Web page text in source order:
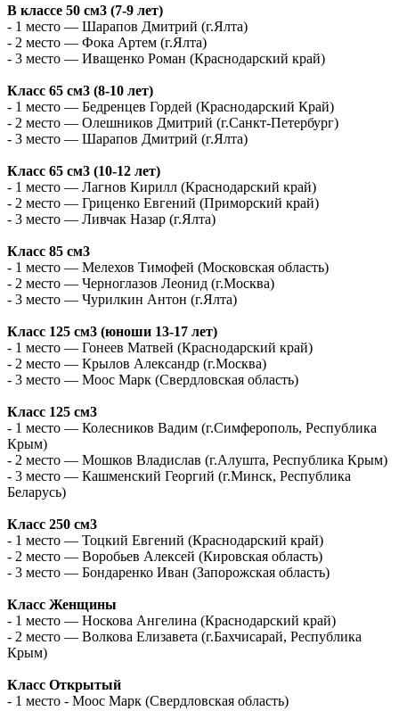
В классе 50 см3 (7-9 лет)
- 1 место — Шарапов Дмитрий (г.Ялта)
- 2 место — Фока Артем (г.Ялта)
- 3 место — Иващенко Роман (Краснодарский край)
Класс 65 см3 (8-10 лет)
- 1 место — Бедренцев Гордей (Краснодарский Край)
- 2 место — Олешников Дмитрий (г.Санкт-Петербург)
- 3 место — Шарапов Дмитрий (г.Ялта)
Класс 65 см3 (10-12 лет)
- 1 место — Лагнов Кирилл (Краснодарский край)
- 2 место — Гриценко Евгений (Приморский край)
- 3 место — Ливчак Назар (г.Ялта)
Класс 85 см3
- 1 место — Мелехов Тимофей (Московская область)
- 2 место — Черноглазов Леонид (г.Москва)
- 3 место — Чурилкин Антон (г.Ялта)
Класс 125 см3 (юноши 13-17 лет)
- 1 место — Гонеев Матвей (Краснодарский край)
- 2 место — Крылов Александр (г.Москва)
- 3 место — Моос Марк (Свердловская область)
Класс 125 см3
- 1 место — Колесников Вадим (г.Симферополь, Республика
Крым)
- 2 место — Мошков Владислав (г.Алушта, Республика Крым)
- 3 место — Кашменский Георгий (г.Минск, Республика
Беларусь)
Класс 250 см3
- 1 место — Тоцкий Евгений (Краснодарский край)
- 2 место — Воробьев Алексей (Кировская область)
- 3 место — Бондаренко Иван (Запорожская область)
Класс Женщины
- 1 место — Носкова Ангелина (Краснодарский край)
- 2 место — Волкова Елизавета (г.Бахчисарай, Республика
Крым)
Класс Открытый
- 1 место - Моос Марк (Свердловская область)